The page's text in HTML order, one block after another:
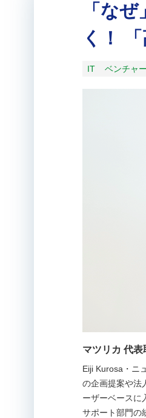
「な
く！
IT ベンチャ
マツリカ 代
Eiji Kurosa・ニ
の企画提案や法
ーザーベースに
サポート部門の